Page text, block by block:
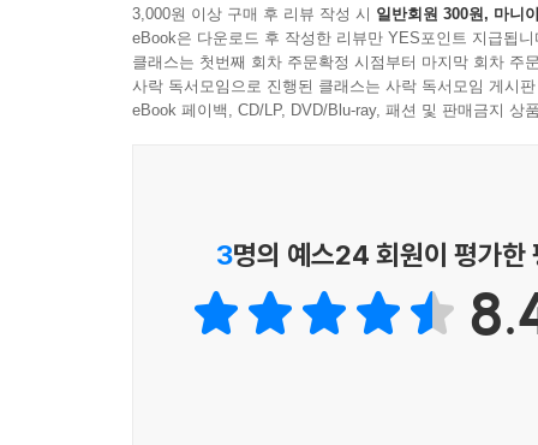
“군주정치와 민주주의는 내용보다 형식에서 더
리상태이다. 다양한 통치제도에 대한 모든 토론은
문이다. 통치제도의 가치는 언제나 통치를 받는
각 개인들의 개인적 노력의 총합이라는 사실을 깨
3,000원 이상 구매 후 리뷰 작성 시 일반회원 300원, 마니
eBook은 다운로드 후 작성한 리뷰만 YES포인트 지급됩니
클래스는 첫번째 회차 주문확정 시점부터 마지막 회차 주
사락 독서모임으로 진행된 클래스는 사락 독서모임 게시
eBook 페이백, CD/LP, DVD/Blu-ray, 패션 및 판매금지 상
3명의 예스24 회원이 평가한